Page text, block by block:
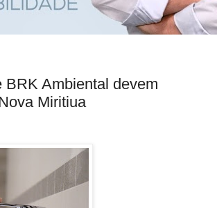
Ambiental devem
Miritiua